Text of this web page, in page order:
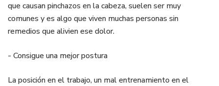
que causan pinchazos en la cabeza, suelen ser muy
comunes y es algo que viven muchas personas sin
remedios que alivien ese dolor.
- Consigue una mejor postura
La posición en el trabajo, un mal entrenamiento en el